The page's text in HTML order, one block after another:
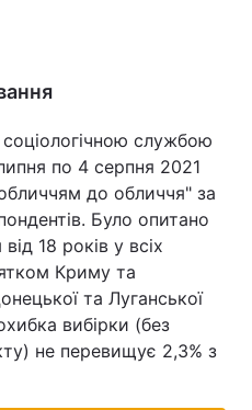
службою
по 4 серпня 2021
до обличчя" за
Було опитано
18 років у всіх
Криму та
та Луганської
вибірки (без
не перевищує 2,3% з